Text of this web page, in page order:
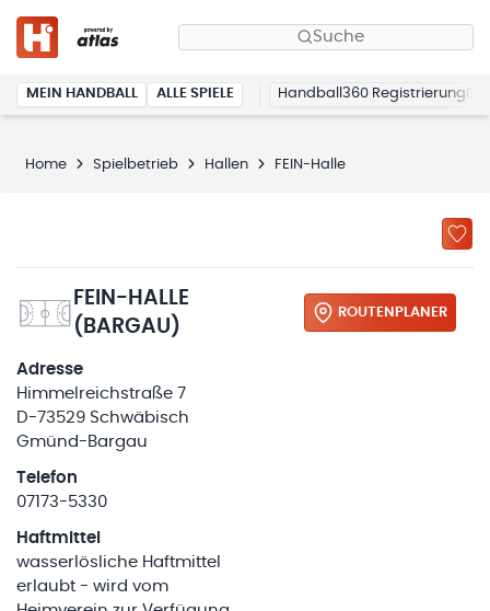
Suche
MEIN HANDBALL ALLE SPIELE Handball360 Registrierung
Home Spielbetrieb Hallen FEIN-Halle
FEIN-HALLE
(BARGAU)
ROUTENPLANER
Adresse
Himmelreichstraße 7
D-73529 Schwäbisch
Gmünd-Bargau
Telefon
07173-5330
Haftmittel
wasserlösliche Haftmittel
erlaubt - wird vom